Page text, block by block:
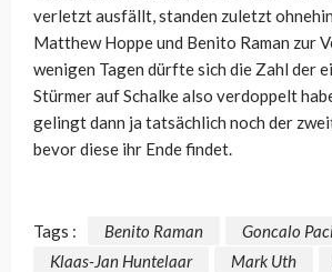
verletzt ausfällt, standen zuletzt
Matthew Hoppe und Benito Raman zur
wenigen Tagen dürfte sich die Zahl der
Stürmer auf Schalke also verdoppelt
gelingt dann ja tatsächlich noch der
bevor diese ihr Ende findet.
Tags : Benito Raman
Goncalo
Klaas-Jan Huntelaar
Mark Uth